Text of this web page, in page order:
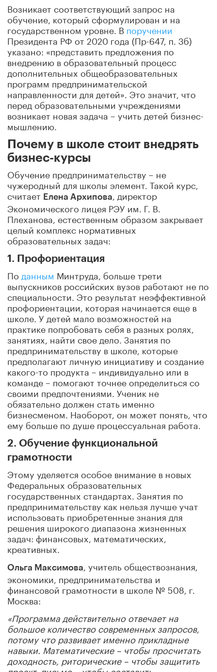
Возникает соответствующий запрос на
обучение, который сформулирован и на
государственном уровне. В поручении
Президента РФ от 2020 года (Пр-647, п. 3б)
указано: «представить предложения по
внедрению в образовательный процесс
дополнительных общеобразовательных
программ предпринимательской
направленности для детей». Это значит, что
перед образовательными учреждениями
возникает новая задача – учить детей бизнес-
мышлению.
Почему в школе стоит внедрять
бизнес-курсы
Обучение предпринимательству – не
чужеродный для школы элемент. Такой курс,
считаетЕлена Архипова
, директор
Экономического лицея РЭУ им. Г. В.
Плеханова, естественным образом закрывает
целый комплекс нормативных
образовательных задач:
1. Профориентация
По данным Минтруда, больше трети
выпускников российских вузов работают не по
специальности. Это результат неэффективной
профориентации, которая начинается еще в
школе. У детей мало возможностей на
практике попробовать себя в разных ролях,
занятиях, найти свое дело. Занятия по
предпринимательству в школе, которые
предполагают личную инициативу и создание
какого-то продукта – индивидуально или в
команде – помогают точнее определиться со
своими предпочтениями. Ученик не
обязательно должен стать именно
бизнесменом. Наоборот, он может понять, что
ему больше по душе процессуальная работа.
2. Обучение функциональной
грамотности
Этому уделяется особое внимание в новых
Федеральных образовательных
государственных стандартах. Занятия по
предпринимательству как нельзя лучше учат
использовать приобретенные знания для
решения широкого диапазона жизненных
задач: финансовых, математических,
креативных.
Ольга Максимова
, учитель обществознания,
экономики, предпринимательства и
финансовой грамотности в школе № 508, г.
Москва:
«Программа действительно отвечает на
большое количество современных запросов,
потому что развивает именно прикладные
навыки. Математические – чтобы просчитать
доходность, риторические – чтобы защитить